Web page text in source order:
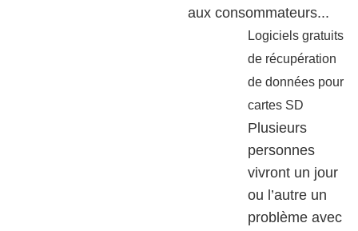
aux consommateurs...
Logiciels gratuits
de récupération
de données pour
cartes SD
Plusieurs
personnes
vivront un jour
ou l’autre un
problème avec